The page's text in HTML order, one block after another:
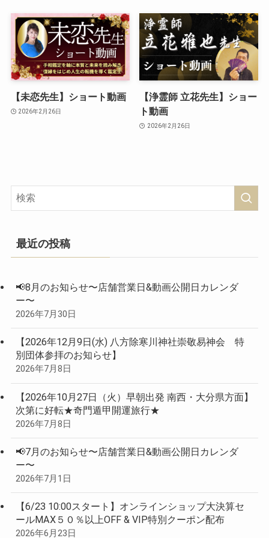
【未恋先生】ショート動画
2026年2月26日
【浄霊師 立花先生】ショー
ト動画
2026年2月26日
最近の投稿
📢8月のお知らせ〜店舗営業日&動画公開日カレンダ
ー〜
2026年7月30日
【2026年12月9日(水) 八方除寒川神社崇敬易神会 特
別団体参拝のお知らせ】
2026年7月8日
【2026年10月27日（火）早朝出発 南西・大分県方面】
次第に好転★奇門遁甲開運旅行★
2026年7月8日
📢7月のお知らせ〜店舗営業日&動画公開日カレンダ
ー〜
2026年7月1日
【6/23 10:00スタート】オンラインショップ大決算セ
ールMAX５０％以上OFF & VIP特別クーポン配布
2026年6月23日